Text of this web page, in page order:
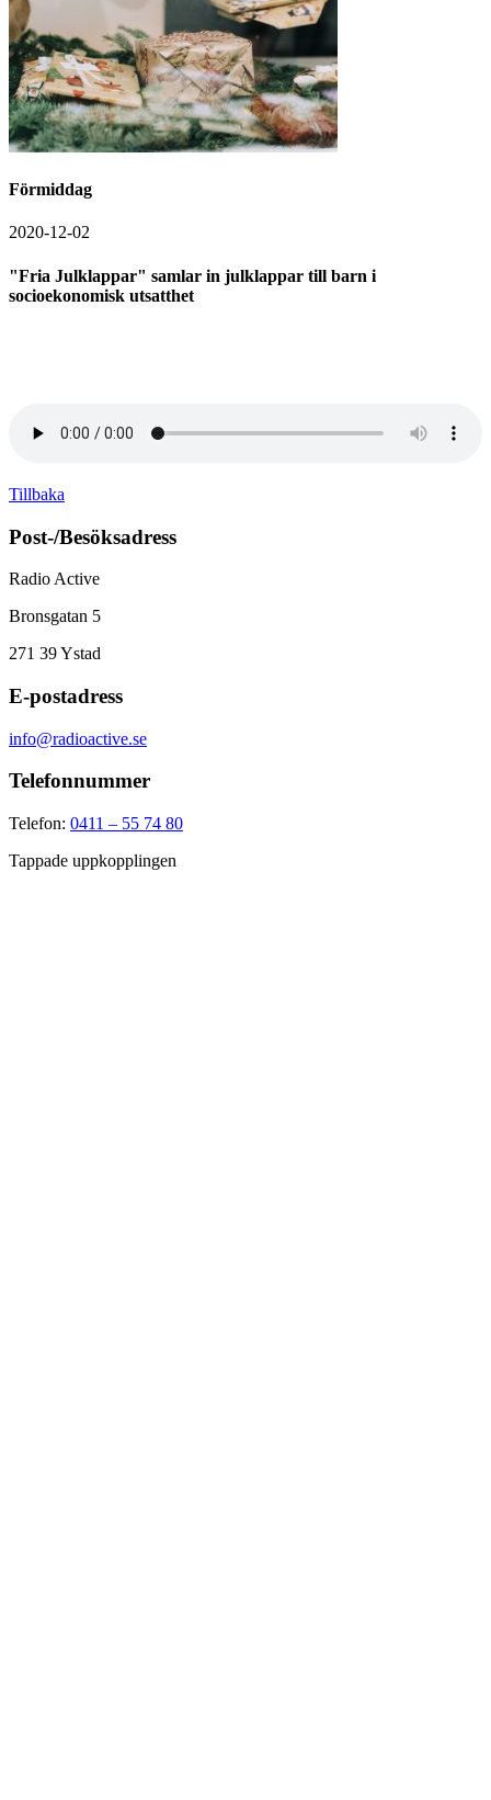
Förmiddag
2020-12-02
"Fria Julklappar" samlar in julklappar till barn i
socioekonomisk utsatthet
Tillbaka
Post-/Besöksadress
Radio Active
Bronsgatan 5
271 39Ystad
E-postadress
info@radioactive.se
Telefonnummer
Telefon: 0411 – 55 74 80
Tappade uppkopplingen